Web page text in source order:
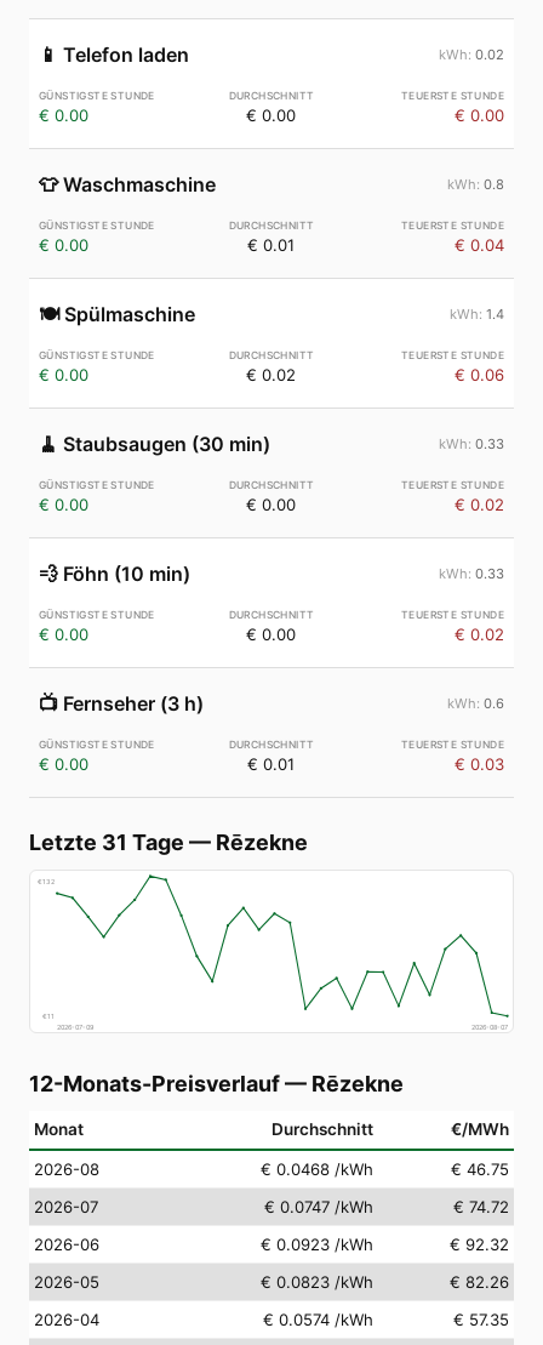
📱 Telefon laden 0.02
€ 0.00 € 0.00 € 0.00
👕 Waschmaschine 0.8
€ 0.00 € 0.01 € 0.04
🍽️ Spülmaschine 1.4
€ 0.00 € 0.02 € 0.06
🧹 Staubsaugen (30 min) 0.33
€ 0.00 € 0.00 € 0.02
💨 Föhn (10 min) 0.33
€ 0.00 € 0.00 € 0.02
📺 Fernseher (3 h) 0.6
€ 0.00 € 0.01 € 0.03
Letzte 31 Tage — Rēzekne
€132
€11
2026-07-09
2026-08-07
12-Monats-Preisverlauf— Rēzekne
Monat Durchschnitt €/MWh
2026-08 € 0.0468 /kWh
€ 46.75
2026-07
€ 0.0747 /kWh
€ 74.72
2026-06
€ 0.0923 /kWh
€ 92.32
2026-05
€ 0.0823 /kWh
€ 82.26
2026-04
€ 0.0574 /kWh
€ 57.35